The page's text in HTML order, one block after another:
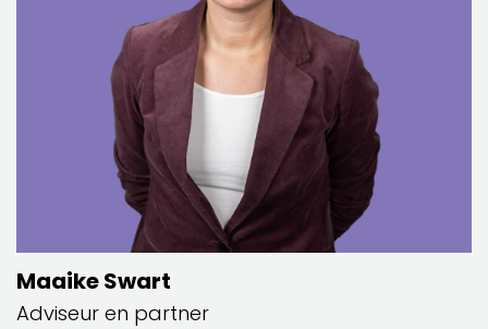
Maaike Swart
Adviseur en partner